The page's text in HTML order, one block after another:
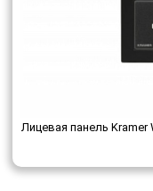
Лицевая панель Kramer